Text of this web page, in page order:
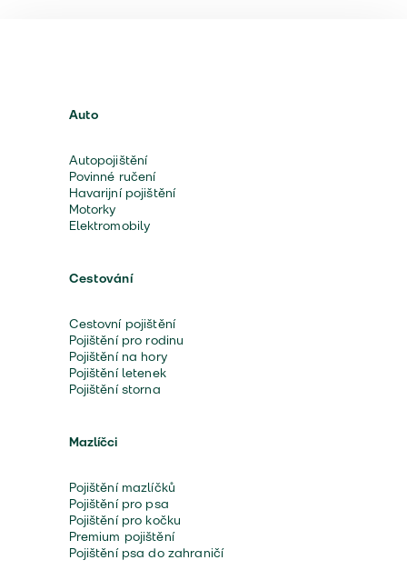
Auto
Autopojištění
Povinné ručení
Havarijní pojištění
Motorky
Elektromobily
Cestování
Cestovní pojištění
Pojištění pro rodinu
Pojištění na hory
Pojištění letenek
Pojištění storna
Mazlíčci
Pojištění mazlíčků
Pojištění pro psa
Pojištění pro kočku
Premium pojištění
Pojištění psa do zahraničí